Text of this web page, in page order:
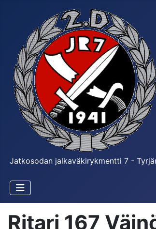
Jatkosodan jalkaväkirykmentti 7 -
Ritari 167